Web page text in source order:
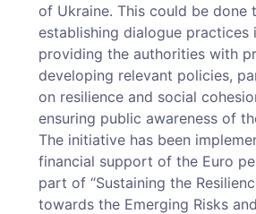
of Ukraine. This could be done
establishing dialogue practices
providing the authorities with
developing relevant policies,
on resilience and social
ensuring public awareness of
The initiative has been
financial support of the Euro­
part of “Sustaining the
towards the Emerging Risks and